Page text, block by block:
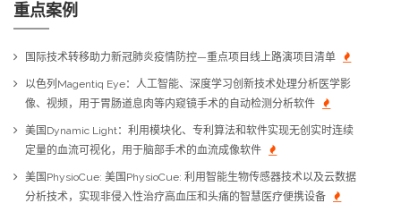
重点案例
国际技术转移助力新冠肺炎疫情防控—重点项目线上路演项目清单
以色列Magentiq Eye：人工智能、深度学习创新技术处理分析医学影
像、视频，用于胃肠道息肉等内窥镜手术的自动检测分析软件
美国Dynamic Light：利用模块化、专利算法和软件实现无创实时连续
定量的血流可视化，用于脑部手术的血流成像软件
美国PhysioCue: 美国PhysioCue: 利用智能生物传感器技术以及云数据
分析技术，实现非侵入性治疗高血压和头痛的智慧医疗便携设备